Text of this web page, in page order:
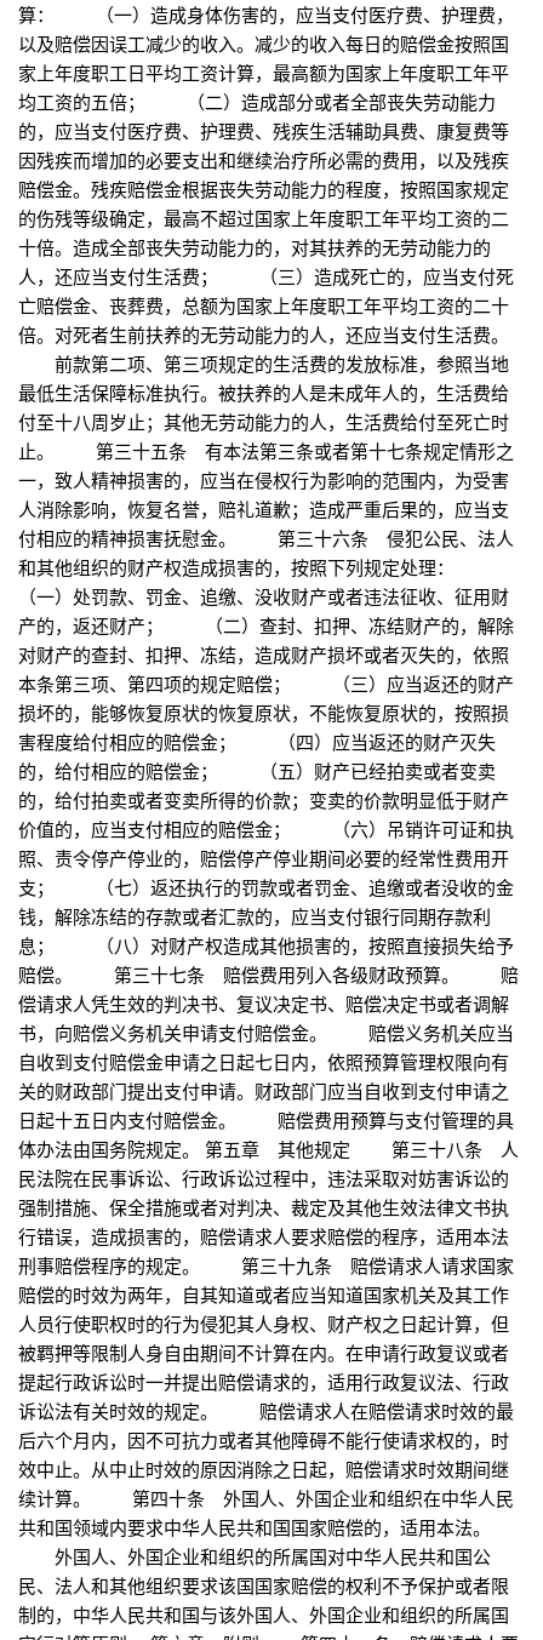
算： （一）造成身体伤害的，应当支付医疗费、护理费，
以及赔偿因误工减少的收入。减少的收入每日的赔偿金按照国
家上年度职工日平均工资计算，最高额为国家上年度职工年平
均工资的五倍； （二）造成部分或者全部丧失劳动能力
的，应当支付医疗费、护理费、残疾生活辅助具费、康复费等
因残疾而增加的必要支出和继续治疗所必需的费用，以及残疾
赔偿金。残疾赔偿金根据丧失劳动能力的程度，按照国家规定
的伤残等级确定，最高不超过国家上年度职工年平均工资的二
十倍。造成全部丧失劳动能力的，对其扶养的无劳动能力的
人，还应当支付生活费； （三）造成死亡的，应当支付死
亡赔偿金、丧葬费，总额为国家上年度职工年平均工资的二十
倍。对死者生前扶养的无劳动能力的人，还应当支付生活费。
前款第二项、第三项规定的生活费的发放标准，参照当地
最低生活保障标准执行。被扶养的人是未成年人的，生活费给
付至十八周岁止；其他无劳动能力的人，生活费给付至死亡时
止。 第三十五条 有本法第三条或者第十七条规定情形之
一，致人精神损害的，应当在侵权行为影响的范围内，为受害
人消除影响，恢复名誉，赔礼道歉；造成严重后果的，应当支
付相应的精神损害抚慰金。 第三十六条 侵犯公民、法人
和其他组织的财产权造成损害的，按照下列规定处理：
（一）处罚款、罚金、追缴、没收财产或者违法征收、征用财
产的，返还财产； （二）查封、扣押、冻结财产的，解除
对财产的查封、扣押、冻结，造成财产损坏或者灭失的，依照
本条第三项、第四项的规定赔偿； （三）应当返还的财产
损坏的，能够恢复原状的恢复原状，不能恢复原状的，按照损
害程度给付相应的赔偿金； （四）应当返还的财产灭失
的，给付相应的赔偿金； （五）财产已经拍卖或者变卖
的，给付拍卖或者变卖所得的价款；变卖的价款明显低于财产
价值的，应当支付相应的赔偿金； （六）吊销许可证和执
照、责令停产停业的，赔偿停产停业期间必要的经常性费用开
支； （七）返还执行的罚款或者罚金、追缴或者没收的金
钱，解除冻结的存款或者汇款的，应当支付银行同期存款利
息； （八）对财产权造成其他损害的，按照直接损失给予
赔偿。 第三十七条 赔偿费用列入各级财政预算。 赔
偿请求人凭生效的判决书、复议决定书、赔偿决定书或者调解
书，向赔偿义务机关申请支付赔偿金。 赔偿义务机关应当
自收到支付赔偿金申请之日起七日内，依照预算管理权限向有
关的财政部门提出支付申请。财政部门应当自收到支付申请之
日起十五日内支付赔偿金。 赔偿费用预算与支付管理的具
体办法由国务院规定。 第五章 其他规定 第三十八条 人
民法院在民事诉讼、行政诉讼过程中，违法采取对妨害诉讼的
强制措施、保全措施或者对判决、裁定及其他生效法律文书执
行错误，造成损害的，赔偿请求人要求赔偿的程序，适用本法
刑事赔偿程序的规定。 第三十九条 赔偿请求人请求国家
赔偿的时效为两年，自其知道或者应当知道国家机关及其工作
人员行使职权时的行为侵犯其人身权、财产权之日起计算，但
被羁押等限制人身自由期间不计算在内。在申请行政复议或者
提起行政诉讼时一并提出赔偿请求的，适用行政复议法、行政
诉讼法有关时效的规定。 赔偿请求人在赔偿请求时效的最
后六个月内，因不可抗力或者其他障碍不能行使请求权的，时
效中止。从中止时效的原因消除之日起，赔偿请求时效期间继
续计算。 第四十条 外国人、外国企业和组织在中华人民
共和国领域内要求中华人民共和国国家赔偿的，适用本法。
外国人、外国企业和组织的所属国对中华人民共和国公
民、法人和其他组织要求该国国家赔偿的权利不予保护或者限
制的，中华人民共和国与该外国人、外国企业和组织的所属国